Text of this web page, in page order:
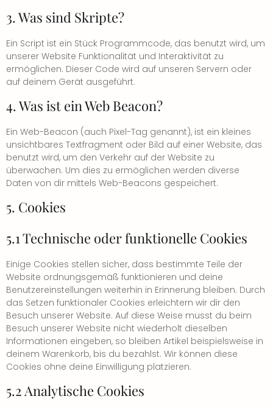
3. Was sind Skripte?
Ein Script ist ein Stück Programmcode, das benutzt wird, um
unserer Website Funktionalität und Interaktivität zu
ermöglichen. Dieser Code wird auf unseren Servern oder
auf deinem Gerät ausgeführt.
4. Was ist ein Web Beacon?
Ein Web-Beacon (auch Pixel-Tag genannt), ist ein kleines
unsichtbares Textfragment oder Bild auf einer Website, das
benutzt wird, um den Verkehr auf der Website zu
überwachen. Um dies zu ermöglichen werden diverse
Daten von dir mittels Web-Beacons gespeichert.
5. Cookies
5.1 Technische oder funktionelle Cookies
Einige Cookies stellen sicher, dass bestimmte Teile der
Website ordnungsgemäß funktionieren und deine
Benutzereinstellungen weiterhin in Erinnerung bleiben. Durch
das Setzen funktionaler Cookies erleichtern wir dir den
Besuch unserer Website. Auf diese Weise musst du beim
Besuch unserer Website nicht wiederholt dieselben
Informationen eingeben, so bleiben Artikel beispielsweise in
deinem Warenkorb, bis du bezahlst. Wir können diese
Cookies ohne deine Einwilligung platzieren.
5.2 Analytische Cookies